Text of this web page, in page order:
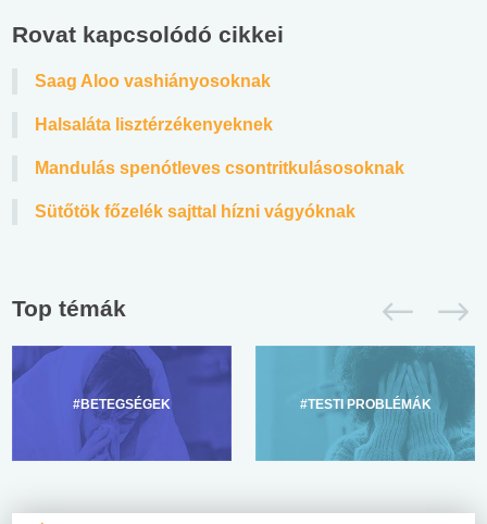
Rovat kapcsolódó cikkei
Saag Aloo vashiányosoknak
Halsaláta lisztérzékenyeknek
Mandulás spenótleves csontritkulásosoknak
Sütőtök főzelék sajttal hízni vágyóknak
Top témák
#BETEGSÉGEK #TESTI PROBLÉMÁK